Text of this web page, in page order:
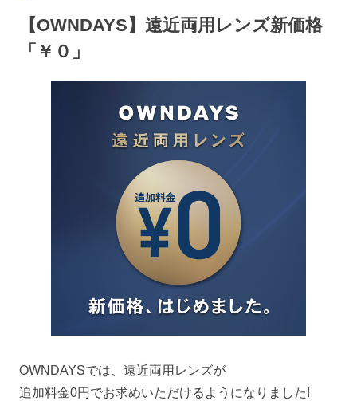
【OWNDAYS】遠近両用レンズ新価格
「￥０」
OWNDAYSでは、遠近両用レンズが
追加料金0円でお求めいただけるようになりました!